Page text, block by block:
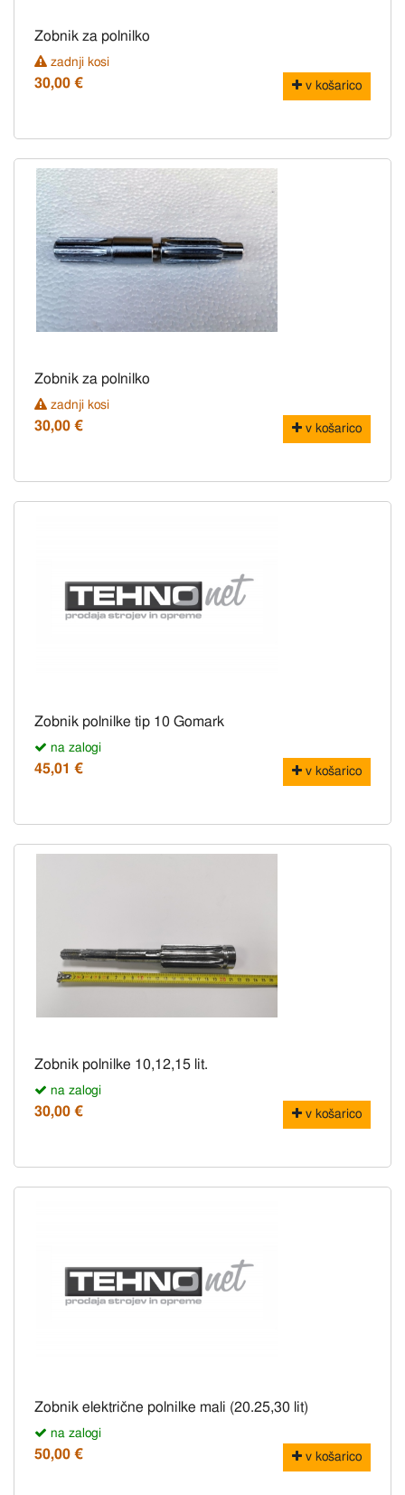
Zobnik za polnilko
zadnji kosi
30,00 € v košarico
Zobnik za polnilko
zadnji kosi
30,00 € v košarico
Zobnik polnilke tip 10 Gomark
na zalogi
45,01 € v košarico
Zobnik polnilke 10,12,15 lit.
na zalogi
30,00 € v košarico
Zobnik električne polnilke mali (20.25,30 lit)
na zalogi
50,00 € v košarico